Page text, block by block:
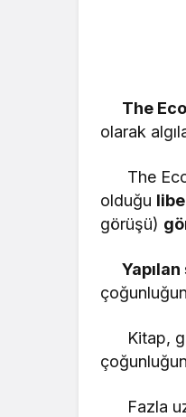
The
olarak
The
olduğu
görüşü)
Yapılan
Kitap,
Fazla